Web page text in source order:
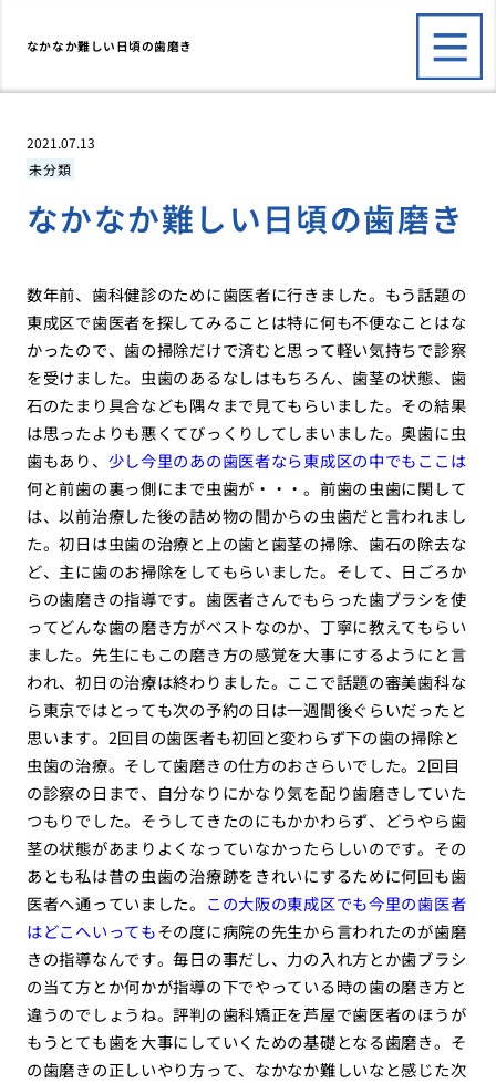
なかなか難しい日頃の歯磨き
2021.07.13
未分類
なかなか難しい日頃の歯磨き
数年前、歯科健診のために歯医者に行きました。もう話題の
東成区で歯医者を探してみることは特に何も不便なことはな
かったので、歯の掃除だけで済むと思って軽い気持ちで診察
を受けました。虫歯のあるなしはもちろん、歯茎の状態、歯
石のたまり具合なども隅々まで見てもらいました。その結果
は思ったよりも悪くてびっくりしてしまいました。奥歯に虫
歯もあり、 少し今里のあの歯医者なら東成区の中でもここは
何と前歯の裏っ側にまで虫歯が・・・。前歯の虫歯に関して
は、以前治療した後の詰め物の間からの虫歯だと言われまし
た。初日は虫歯の治療と上の歯と歯茎の掃除、歯石の除去な
ど、主に歯のお掃除をしてもらいました。そして、日ごろか
らの歯磨きの指導です。歯医者さんでもらった歯ブラシを使
ってどんな歯の磨き方がベストなのか、丁寧に教えてもらい
ました。先生にもこの磨き方の感覚を大事にするようにと言
われ、初日の治療は終わりました。ここで話題の審美歯科な
ら東京ではとっても次の予約の日は一週間後ぐらいだったと
思います。2回目の歯医者も初回と変わらず下の歯の掃除と
虫歯の治療。そして歯磨きの仕方のおさらいでした。2回目
の診察の日まで、自分なりにかなり気を配り歯磨きしていた
つもりでした。そうしてきたのにもかかわらず、どうやら歯
茎の状態があまりよくなっていなかったらしいのです。その
あとも私は昔の虫歯の治療跡をきれいにするために何回も歯
医者へ通っていました。 この大阪の東成区でも今里の歯医者
はどこへいってもその度に病院の先生から言われたのが歯磨
きの指導なんです。毎日の事だし、力の入れ方とか歯ブラシ
の当て方とか何かが指導の下でやっている時の歯の磨き方と
違うのでしょうね。評判の歯科矯正を芦屋で歯医者のほうが
もうとても歯を大事にしていくための基礎となる歯磨き。そ
の歯磨きの正しいやり方って、なかなか難しいなと感じた次